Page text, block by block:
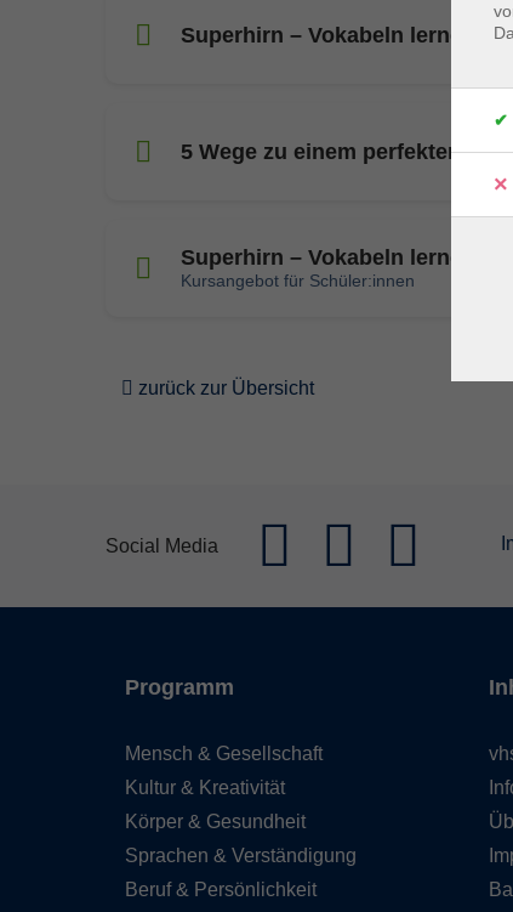
Superhirn – Vokabeln lernen
5 Wege zu einem perfekten
Superhirn – Vokabeln lernen
Kursangebot für Schüler:innen
zurück zur Übersicht
Social Media
Programm
Mensch & Gesellschaft
Kultur & Kreativität
Körper & Gesundheit
Sprachen & Verständigung
Beruf & Persönlichkeit